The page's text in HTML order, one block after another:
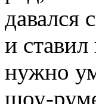
давался
и
нужно
шоу-